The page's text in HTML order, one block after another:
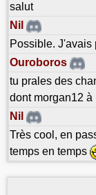
salut
Nil
Possible. J'avais
Ouroboros
tu prales des
dont morgan12 à
Nil
Très cool, en
temps en temps